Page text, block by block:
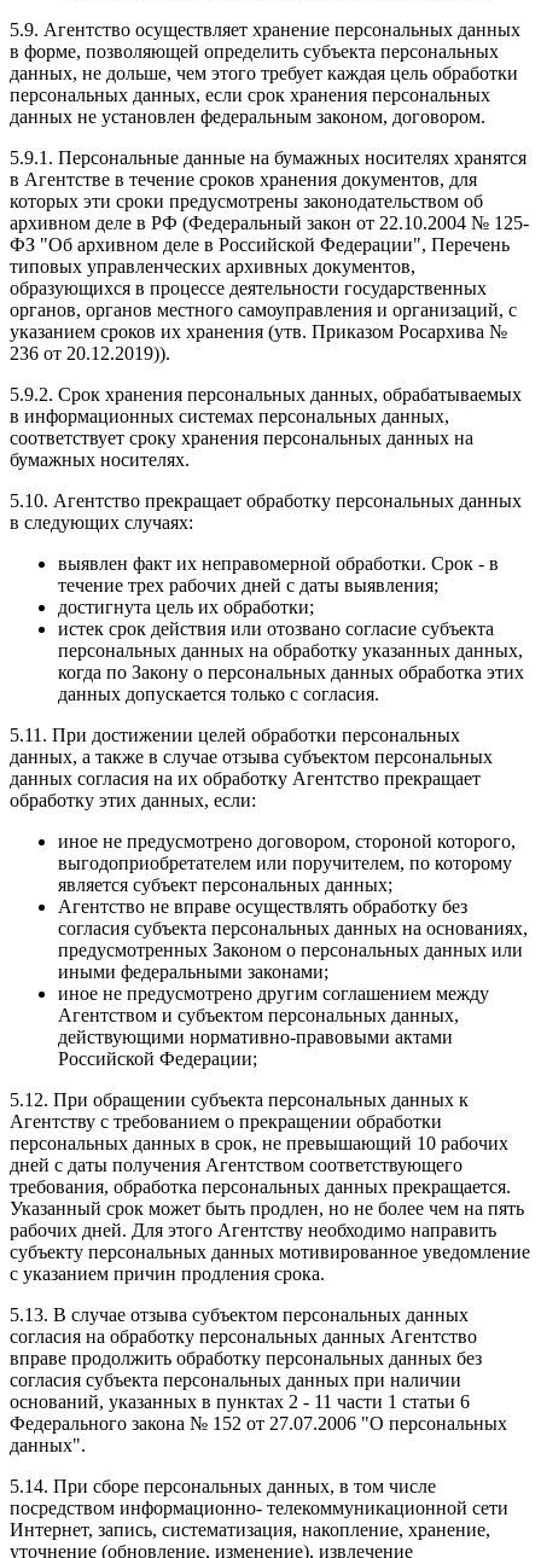
5.9. Агентство осуществляет хранение персональных данных
в форме, позволяющей определить субъекта персональных
данных, не дольше, чем этого требует каждая цель обработки
персональных данных, если срок хранения персональных
данных не установлен федеральным законом, договором.
5.9.1. Персональные данные на бумажных носителях хранятся
в Агентстве в течение сроков хранения документов, для
которых эти сроки предусмотрены законодательством об
архивном деле в РФ (Федеральный закон от 22.10.2004 № 125-
ФЗ "Об архивном деле в Российской Федерации", Перечень
типовых управленческих архивных документов,
образующихся в процессе деятельности государственных
органов, органов местного самоуправления и организаций, с
указанием сроков их хранения (утв. Приказом Росархива №
236 от 20.12.2019)).
5.9.2. Срок хранения персональных данных, обрабатываемых
в информационных системах персональных данных,
соответствует сроку хранения персональных данных на
бумажных носителях.
5.10. Агентство прекращает обработку персональных данных
в следующих случаях:
выявлен факт их неправомерной обработки. Срок - в
течение трех рабочих дней с даты выявления;
достигнута цель их обработки;
истек срок действия или отозвано согласие субъекта
персональных данных на обработку указанных данных,
когда по Закону о персональных данных обработка этих
данных допускается только с согласия.
5.11. При достижении целей обработки персональных
данных, а также в случае отзыва субъектом персональных
данных согласия на их обработку Агентство прекращает
обработку этих данных, если:
иное не предусмотрено договором, стороной которого,
выгодоприобретателем или поручителем, по которому
является субъект персональных данных;
Агентство не вправе осуществлять обработку без
согласия субъекта персональных данных на основаниях,
предусмотренных Законом о персональных данных или
иными федеральными законами;
иное не предусмотрено другим соглашением между
Агентством и субъектом персональных данных,
действующими нормативно-правовыми актами
Российской Федерации;
5.12. При обращении субъекта персональных данных к
Агентству с требованием о прекращении обработки
персональных данных в срок, не превышающий 10 рабочих
дней с даты получения Агентством соответствующего
требования, обработка персональных данных прекращается.
Указанный срок может быть продлен, но не более чем на пять
рабочих дней. Для этого Агентству необходимо направить
субъекту персональных данных мотивированное уведомление
с указанием причин продления срока.
5.13. В случае отзыва субъектом персональных данных
согласия на обработку персональных данных Агентство
вправе продолжить обработку персональных данных без
согласия субъекта персональных данных при наличии
оснований, указанных в пунктах 2 - 11 части 1 статьи 6
Федерального закона № 152 от 27.07.2006 "О персональных
данных".
5.14. При сборе персональных данных, в том числе
посредством информационно- телекоммуникационной сети
Интернет, запись, систематизация, накопление, хранение,
уточнение (обновление, изменение), извлечение